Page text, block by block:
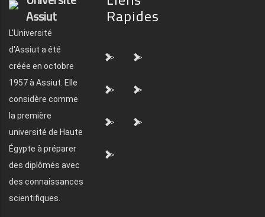
Assiut
L'Université
d'Assiut a été
créée en octobre
1957 à Assiut. Elle
considère comme
la première
université de Haute
Égypte à préparer
des diplômés avec
des connaissances
scientifiques.
Rapides
"> ">
"> ">
"> ">
">